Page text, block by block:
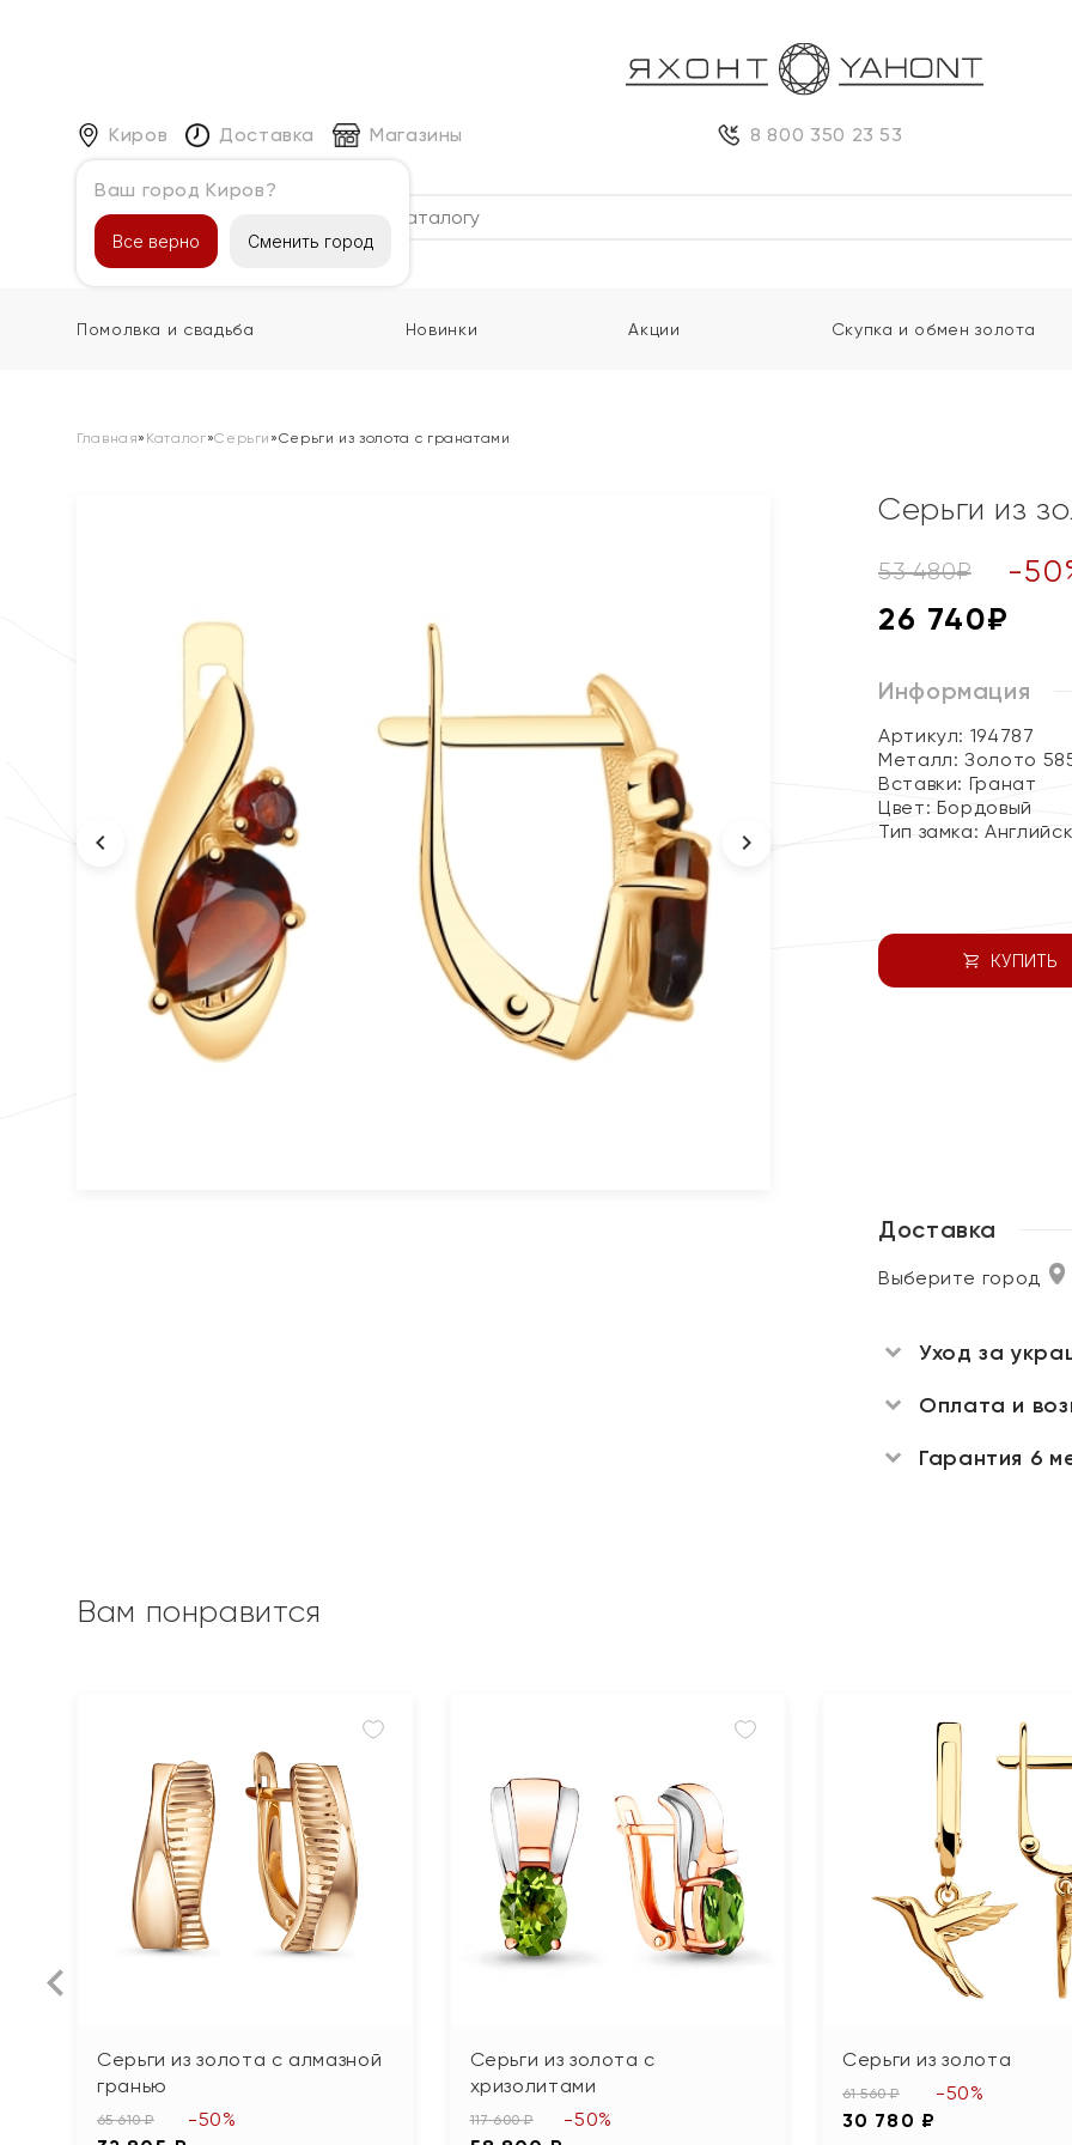
Киров
Ваш город Киров?
Все верно Сменить город
Доставка Магазины 8 800 350 23 53
Каталог
Помолвка и свадьба Новинки Акции Скупка и обмен золота
Главная» Каталог»Серьги »Серьги из золота с гранатами
Серьги из
53 480₽ -50
26 740₽
Информация
Артикул: 194787
Металл:Золото
Вставки: Гранат
Цвет: Бордовый
Тип замка:
КУПИТЬ
Доставка
Выберите город
Уход за
Оплата и
Гарантия 6
Вам понравится
Серьги из золота с алмазной
гранью
65 610 ₽ -50%
Серьги из золота с
хризолитами
117 600 ₽ -50%
Серьги из золота
61 560 ₽
30 780 ₽
-50%